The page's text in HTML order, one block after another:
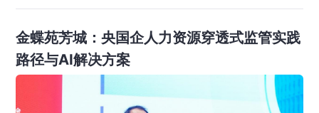
金蝶苑芳城：央国企人力资源穿透式监管实践
路径与AI解决方案